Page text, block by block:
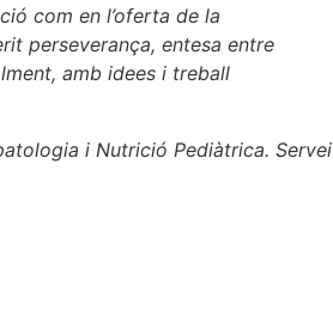
com en l’oferta de la
perseverança, entesa entre
amb idees i treball
i Nutrició Pediàtrica. Servei